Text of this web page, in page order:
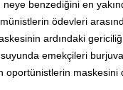
benzediğini en
ödevleri
ardındaki
emekçileri
maskesini